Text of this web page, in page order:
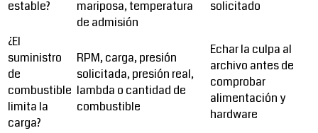
estable?
mariposa, temperatura
de admisión
solicitado
¿El
suministro
de
combustible
limita la
carga?
RPM, carga, presión
solicitada, presión real,
lambda o cantidad de
combustible
Echar la culpa al
archivo antes de
comprobar
alimentación y
hardware